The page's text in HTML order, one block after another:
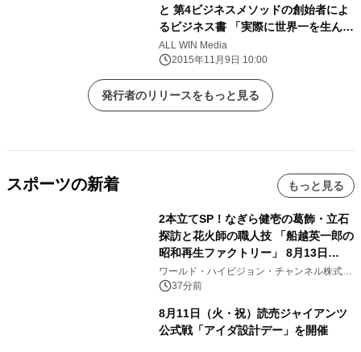
と 第4ビジネスメソッドの創始者によ
るビジネス書 「実際に世界一を生んだ
チームビルディング術」発売！
ALL WIN Media
2015年11月9日 10:00
発行者のリリースをもっと見る
スポーツの新着 もっと見る
2本立てSP！なぎら健壱の葛飾・立石
探訪と花火師の職人技 「船越英一郎の
昭和再生ファクトリー」 8月13日
（木）よる9時～ BS12 トゥエルビで
放送
ワールド・ハイビジョン・チャンネル株式会
社 37分前
8月11日（火・祝）読売ジャイアンツ
公式戦「アイダ設計デー」を開催